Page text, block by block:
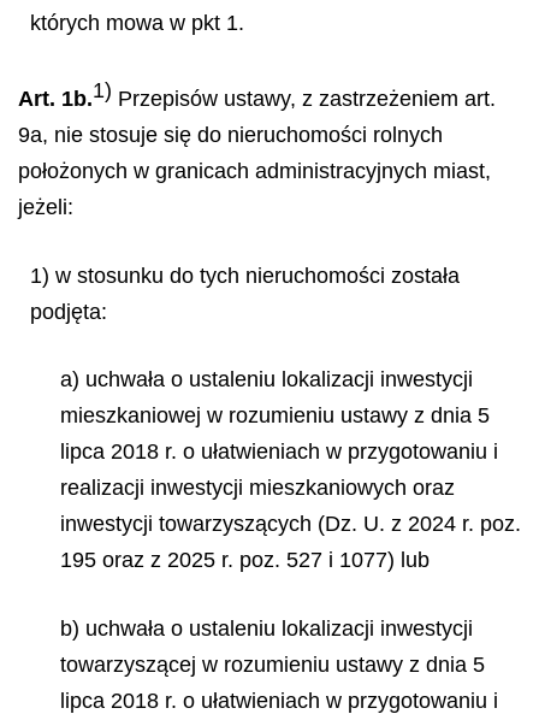
których mowa w pkt 1.
Art. 1b.1) Przepisów ustawy, z zastrzeżeniem art.
9a, nie stosuje się do nieruchomości rolnych
położonych w granicach administracyjnych miast,
jeżeli:
1) w stosunku do tych nieruchomości została
podjęta:
a) uchwała o ustaleniu lokalizacji inwestycji
mieszkaniowej w rozumieniu ustawy z dnia 5
lipca 2018 r. o ułatwieniach w przygotowaniu i
realizacji inwestycji mieszkaniowych oraz
inwestycji towarzyszących (Dz. U. z 2024 r. poz.
195 oraz z 2025 r. poz. 527 i 1077) lub
b) uchwała o ustaleniu lokalizacji inwestycji
towarzyszącej w rozumieniu ustawy z dnia 5
lipca 2018 r. o ułatwieniach w przygotowaniu i